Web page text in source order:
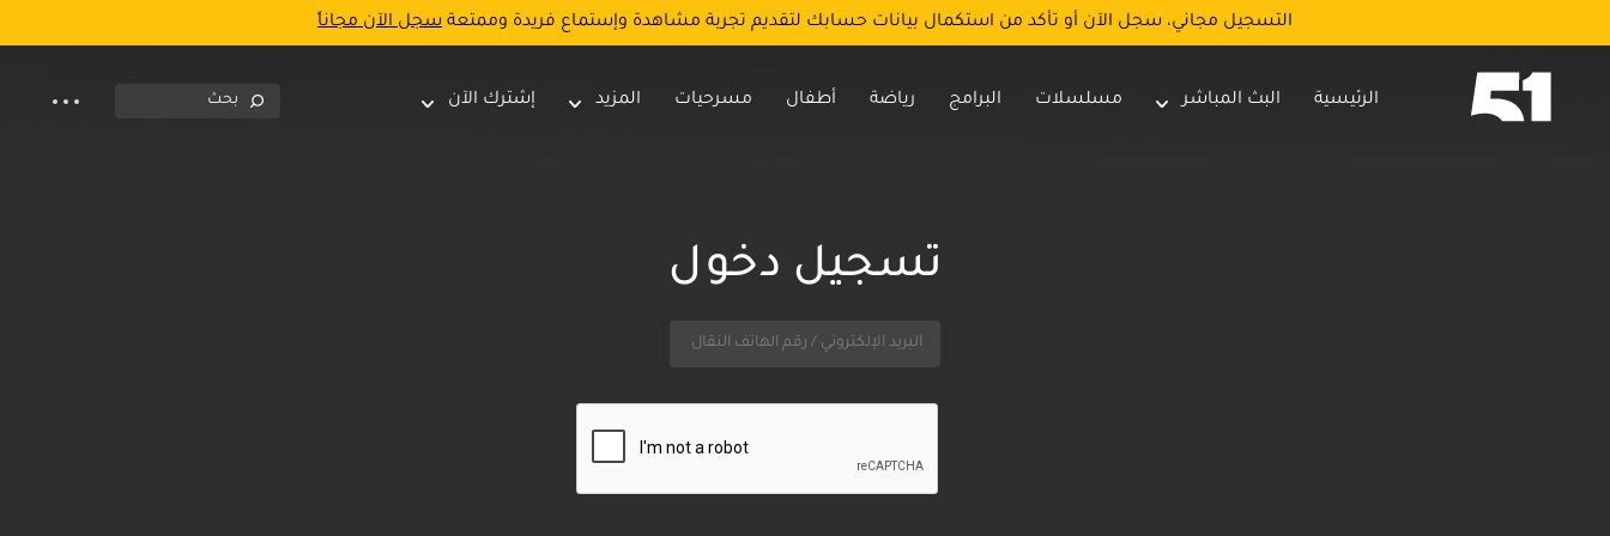
التسجيل مجاني، سجل الآن أو تأكد من استكمال بيانات حسابك لتقديم تجربة مشاهدة وإستماع فريدة وممتعة سجل الآن مجاناً
الرئيسية البث المباشر مسلسلات البرامج رياضة أطفال مسرحيات المزيد إشترك الآن
تسجيل دخول